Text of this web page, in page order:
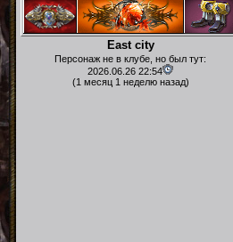
East city
Персонаж не в клубе, но был тут:
2026.06.26 22:54
(1 месяц 1 неделю назад)